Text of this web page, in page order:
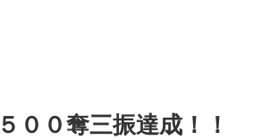
００奪三振達成！！